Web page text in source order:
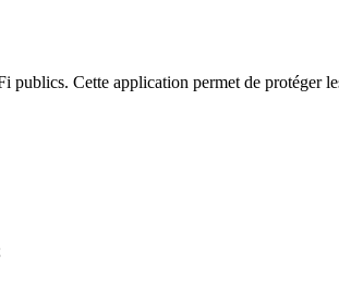
Cette application permet de protéger